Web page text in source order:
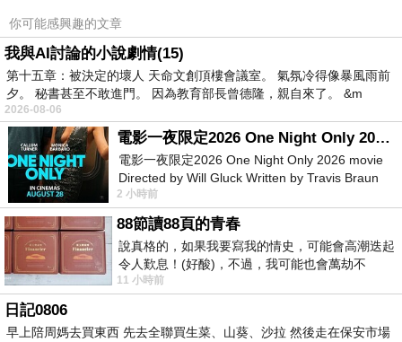
在林中活躍。
加州大普鳥California Scrub jay。
你可能感興趣的文章
我與AI討論的小說劇情(15)
第十五章：被決定的壞人 天命文創頂樓會議室。 氣氛冷得像暴風雨前
夕。 秘書甚至不敢進門。 因為教育部長曾德隆，親自來了。 &m
2026-08-06
電影一夜限定2026 One Night Only 2026 movie
電影一夜限定2026 One Night Only 2026 movie
Directed by Will Gluck Written by Travis Braun
Starring Monica Barbaro
2 小時前
88節讀88頁的青春
說真格的，如果我要寫我的情史，可能會高潮迭起
令人歎息！(好酸)，不過，我可能也會萬劫不
復...，每天跪鍵盤還是被判了花心的罪
11 小時前
日記0806
早上陪周媽去買東西 先去全聯買生菜、山葵、沙拉 然後走在保安市場